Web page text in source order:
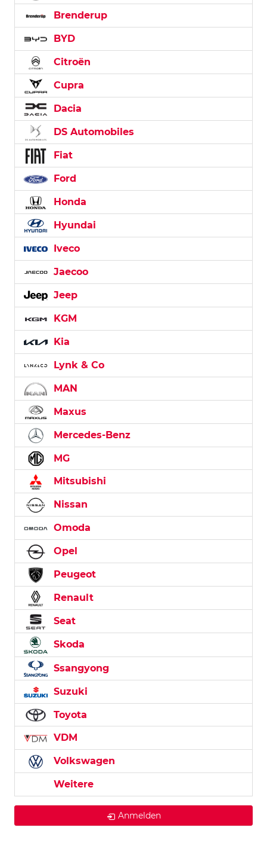
Brenderup
BYD
Citroën
Cupra
Dacia
DS Automobiles
Fiat
Ford
Honda
Hyundai
Iveco
Jaecoo
Jeep
KGM
Kia
Lynk & Co
MAN
Maxus
Mercedes-Benz
MG
Mitsubishi
Nissan
Omoda
Opel
Peugeot
Renault
Seat
Skoda
Ssangyong
Suzuki
Toyota
VDM
Volkswagen
Weitere
Anmelden